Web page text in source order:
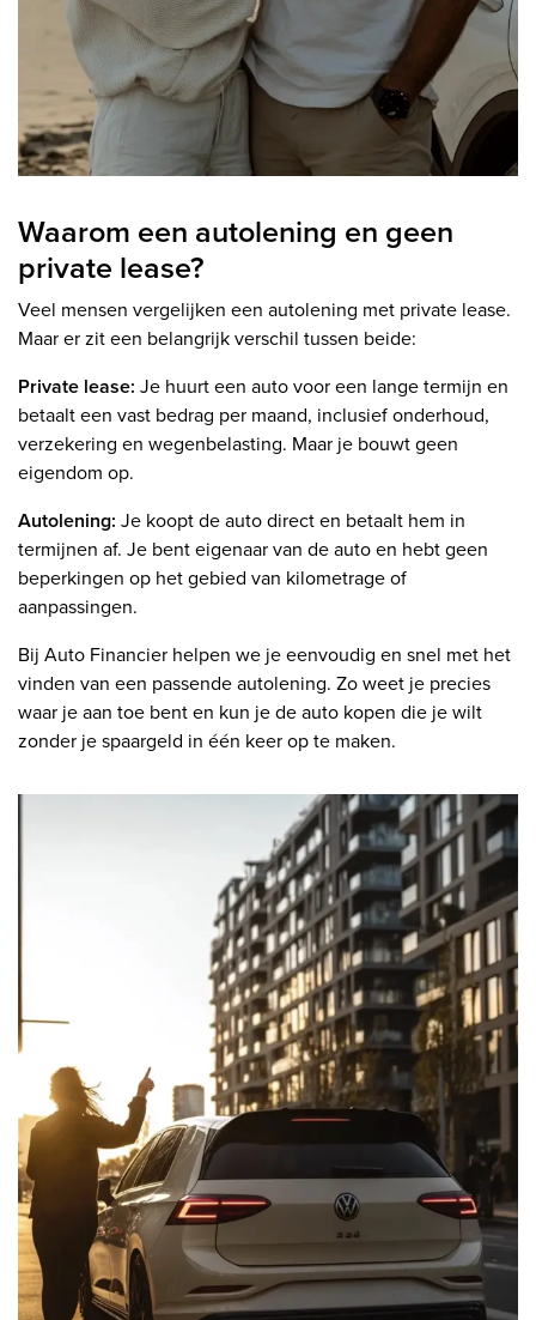
Waarom een autolening en geen
private lease?
Veel mensen vergelijken een autolening met private lease.
Maar er zit een belangrijk verschil tussen beide:
Private lease: Je huurt een auto voor een lange termijn en
betaalt een vast bedrag per maand, inclusief onderhoud,
verzekering en wegenbelasting. Maar je bouwt geen
eigendom op.
Autolening: Je koopt de auto direct en betaalt hem in
termijnen af. Je bent eigenaar van de auto en hebt geen
beperkingen op het gebied van kilometrage of
aanpassingen.
Bij Auto Financier helpen we je eenvoudig en snel met het
vinden van een passende autolening. Zo weet je precies
waar je aan toe bent en kun je de auto kopen die je wilt
zonder je spaargeld in één keer op te maken.